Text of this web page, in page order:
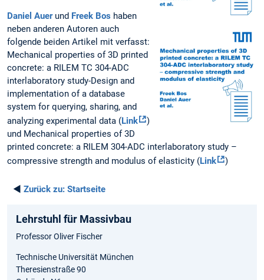
Daniel Auerund Freek Bos haben
neben anderen Autoren auch
folgende beiden Artikel mit verfasst:
Mechanical properties of 3D printed
concrete: a RILEM TC 304-ADC
interlaboratory study-Design and
implementation of a database
system for querying, sharing, and
analyzing experimental data (Link
)
und Mechanical properties of 3D
printed concrete: a RILEM 304-ADC interlaboratory study –
compressive strength and modulus of elasticity (Link )
◄ Zurück zu: Startseite
Lehrstuhl für Massivbau
Professor Oliver Fischer
Technische Universität München
Theresienstraße 90